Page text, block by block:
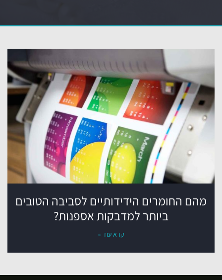
מהם החומרים הידידותיים לסביבה הטובים
ביותר למדבקות אספנות?
קרא עוד »